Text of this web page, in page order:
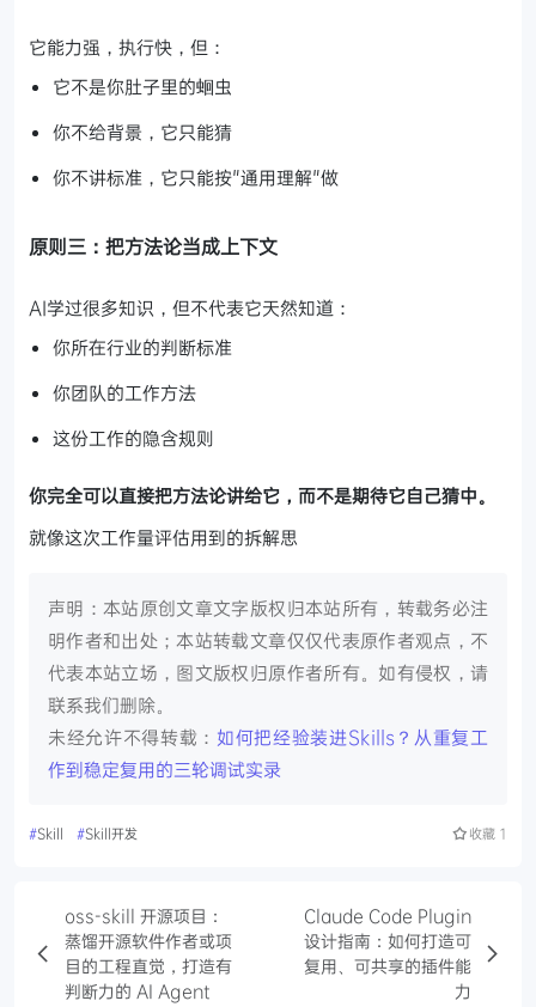
它能力强，执行快，但：
它不是你肚子里的蛔虫
你不给背景，它只能猜
你不讲标准，它只能按"通用理解"做
原则三：把方法论当成上下文
AI学过很多知识，但不代表它天然知道：
你所在行业的判断标准
你团队的工作方法
这份工作的隐含规则
你完全可以直接把方法论讲给它，而不是期待它自己猜中。
就像这次工作量评估用到的拆解思
声明：本站原创文章文字版权归本站所有，转载务必注
明作者和出处；本站转载文章仅仅代表原作者观点，不
代表本站立场，图文版权归原作者所有。如有侵权，请
联系我们删除。
未经允许不得转载： 如何把经验装进Skills？从重复工
作到稳定复用的三轮调试实录
#Skill #Skill开发 收藏 1
oss-skill 开源项目：
蒸馏开源软件作者或项
目的工程直觉，打造有
判断力的 AI Agent
Claude Code Plugin
设计指南：如何打造可
复用、可共享的插件能
力